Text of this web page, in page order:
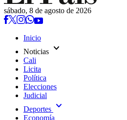
sábado, 8 de agosto de 2026
Inicio
Noticias expand_more
Cali
Licita
Política
Elecciones
Judicial
Deportes expand_more
Economía